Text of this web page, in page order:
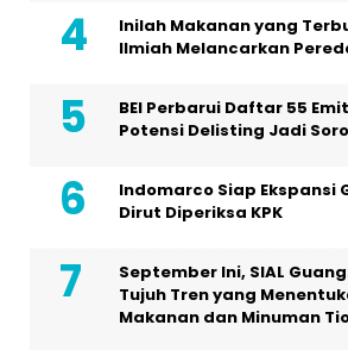
Inilah Makanan yang
Ilmiah Melancarkan
BEI Perbarui Daftar 55
Potensi Delisting Jadi
Indomarco Siap Ekspansi
Dirut Diperiksa KPK
September Ini, SIAL
Tujuh Tren yang
Makanan dan Minuman